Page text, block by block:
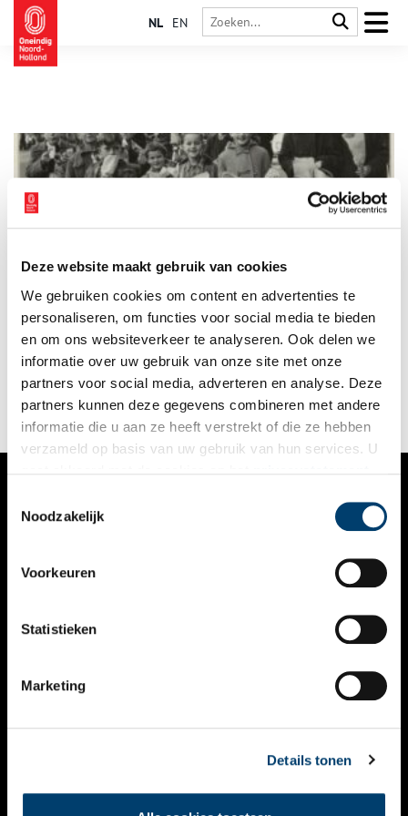
Deze website maakt gebruik van cookies
We gebruiken cookies om content en advertenties te
personaliseren, om functies voor social media te bieden
en om ons websiteverkeer te analyseren. Ook delen we
informatie over uw gebruik van onze site met onze
partners voor social media, adverteren en analyse. Deze
partners kunnen deze gegevens combineren met andere
informatie die u aan ze heeft verstrekt of die ze hebben
verzameld op basis van uw gebruik van hun services. U
Noodzakelijk
Voorkeuren
Statistieken
Marketing
Details tonen
NL EN
Zo vroeg mogelijk zo veel mogelijk herrie maken en uitslapers
plagen: dat is Luilak, een eeuwenoude traditie die je in grote
delen van Noord-Holland terugziet.
VERHALEN
KALENDER
THEMA’S
VIDEO’S
CONTACT